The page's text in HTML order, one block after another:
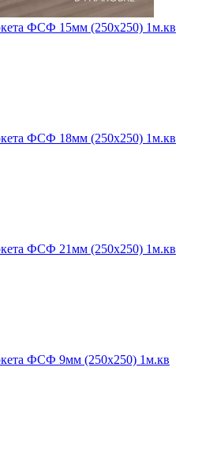
ФСФ 15мм (250х250) 1м.кв
ФСФ 18мм (250х250) 1м.кв
ФСФ 21мм (250х250) 1м.кв
ФСФ 9мм (250х250) 1м.кв